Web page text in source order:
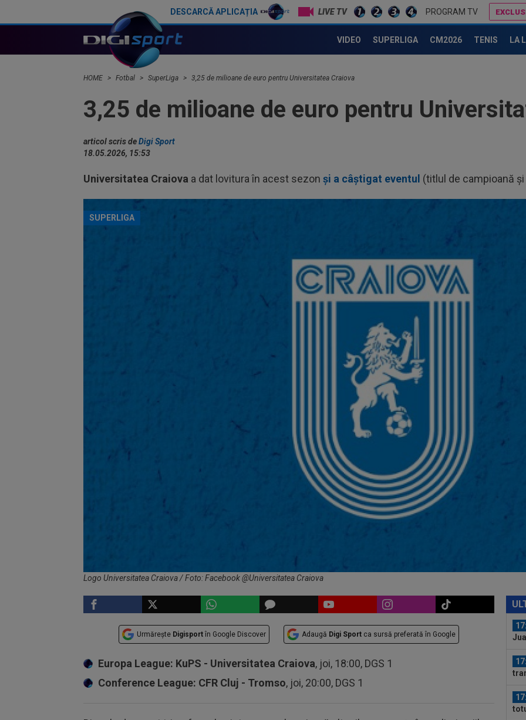
DESCARCĂ APLICAȚIA LIVE TV PROGRAM TV
VIDEO SUPERLIGA CM2026 TENIS LA
HOME Fotbal SuperLiga 3,25 de milioane de euro pentru Universitatea Craiova
3,25 de milioane de euro pentru
articol scris deDigi Sport
18.05.2026, 15:53
Universitatea Craiova a dat lovitura în acest sezon și a câștigat eventul (titlul de campioană
SUPERLIGA
Logo Universitatea Craiova / Foto: Facebook @Universitatea Craiova
Urmărește Digisport în Google Discover Adaugă Digi Sport ca sursă preferată în Google
Europa League: KuPS - Universitatea Craiova, joi, 18:00, DGS 1
Conference League: CFR Cluj - Tromso, joi, 20:00, DGS 1